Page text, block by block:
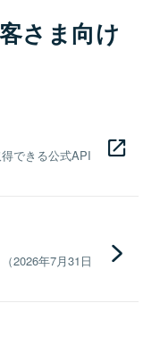
さま向け
できる公式API
2026年7月31日